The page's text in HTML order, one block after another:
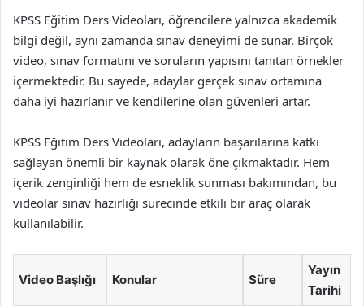
KPSS Eğitim Ders Videoları, öğrencilere yalnızca akademik
bilgi değil, aynı zamanda sınav deneyimi de sunar. Birçok
video, sınav formatını ve soruların yapısını tanıtan örnekler
içermektedir. Bu sayede, adaylar gerçek sınav ortamına
daha iyi hazırlanır ve kendilerine olan güvenleri artar.
KPSS Eğitim Ders Videoları, adayların başarılarına katkı
sağlayan önemli bir kaynak olarak öne çıkmaktadır. Hem
içerik zenginliği hem de esneklik sunması bakımından, bu
videolar sınav hazırlığı sürecinde etkili bir araç olarak
kullanılabilir.
Video Başlığı Konular Süre
Yayın
Tarihi